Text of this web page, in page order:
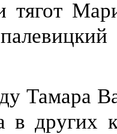
тягот
Тамара
в других